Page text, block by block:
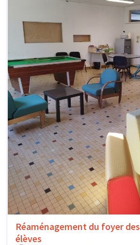
Réaménagement du foyer des
élèves